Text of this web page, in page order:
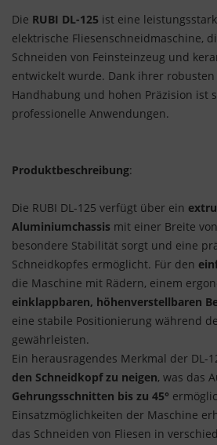
Die RUBI DL-125 ist eine
elektrische Fliesenschneidmaschine,
Schneiden von Feinsteinzeug und
entwickelt wurde. Dank ihrer robusten
Handhabung und hohen Präzision ist
professionelle Anwendungen.
Produktbeschreibung:
Die RUBI DL-125 verfügt über ein
Aluminiumchassis mit einer Breite
besondere Stabilität sorgt und eine
Schneidkopfes ermöglicht. Für den
die Maschine mit Rädern, einem
einklappbaren, höhenverstellbaren
eine stabile Positionierung während
gewährleisten.
Ein herausragendes Merkmal der DL-
den Schneidkopf zu neigen, was das
Gehrungsschnitten bis zu 45°
Einsatzmöglichkeiten der Maschine
das Schneiden von Fliesen in